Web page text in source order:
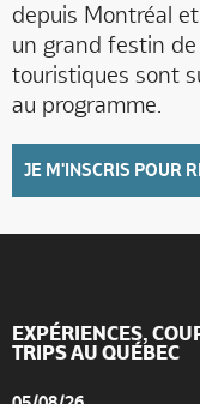
depuis Montréal
un grand festin
touristiques sont
au programme.
JE M'INSCRIS POUR
EXPÉRIENCES,
TRIPS AU QUÉBEC